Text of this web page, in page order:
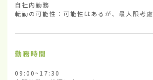
自社内勤務
転勤の可能性：可能性はあるが、最大限考慮
勤務時間
09:00~17:30